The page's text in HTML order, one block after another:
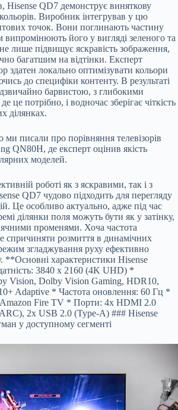
Hisense QD7 демонструє виняткову
кольорів. Виробник інтегрував у цю
точок. Вони поглинають частину
випромінюють його у вигляді зеленого та
лише підвищує яскравість зображення,
багатшим на відтінки. Експерт
здатен локально оптимізувати кольори
до специфіки контенту. В результаті
барвистою, з глибокими
це потрібно, і водночас зберігає чіткість
ділянках.
писали про порівняння телевізорів
QN80H, де експерт оцінив якість
моделей.
роботі як з яскравими, так і з
QD7 чудово підходить для перегляду
Це особливо актуально, адже під час
ділянки поля можуть бути як у затінку,
променями. Хоча частота
спричиняти розмиття в динамічних
згладжування руху ефективно
**Основні характеристики Hisense
3840 x 2160 (4K UHD) *
Vision, Dolby Vision Gaming, HDR10,
Adaptive * Частота оновлення: 60 Гц *
Amazon Fire TV * Порти: 4x HDMI 2.0
2x USB 2.0 (Type-A) ### Hisense
у доступному сегменті